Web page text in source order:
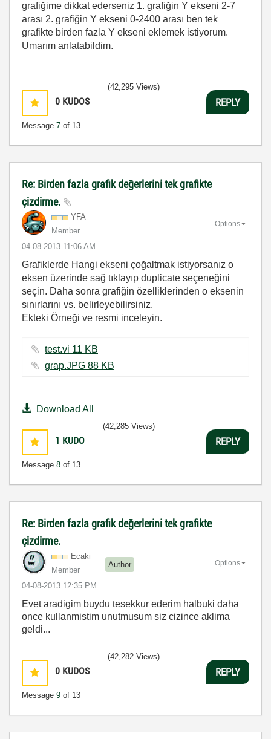
grafiğime dikkat ederseniz 1. grafiğin Y ekseni 2-7
arası 2. grafiğin Y ekseni 0-2400 arası ben tek
grafikte birden fazla Y ekseni eklemek istiyorum.
Umarım anlatabildim.
0 KUDOS
Message 7 of 13
(42,295 Views)
REPLY
Re: Birden fazla grafik değerlerini tek grafikte
çizdirme.
YFA
Member
‎04-08-2013 11:06 AM
Options
Grafiklerde Hangi ekseni çoğaltmak istiyorsanız o
eksen üzerinde sağ tıklayıp duplicate seçeneğini
seçin. Daha sonra grafiğin özelliklerinden o eksenin
sınırlarını vs. belirleyebilirsiniz.
Ekteki Örneği ve resmi inceleyin.
test.vi ‏11 KB
grap.JPG ‏88 KB
Download All
1 KUDO
Message 8 of 13
(42,285 Views)
REPLY
Re: Birden fazla grafik değerlerini tek grafikte
çizdirme.
Ecaki
Member
Author
‎04-08-2013 12:35 PM
Options
Evet aradigim buydu tesekkur ederim halbuki daha
once kullanmistim unutmusum siz cizince aklima
geldi...
0 KUDOS
Message 9 of 13
(42,282 Views)
REPLY